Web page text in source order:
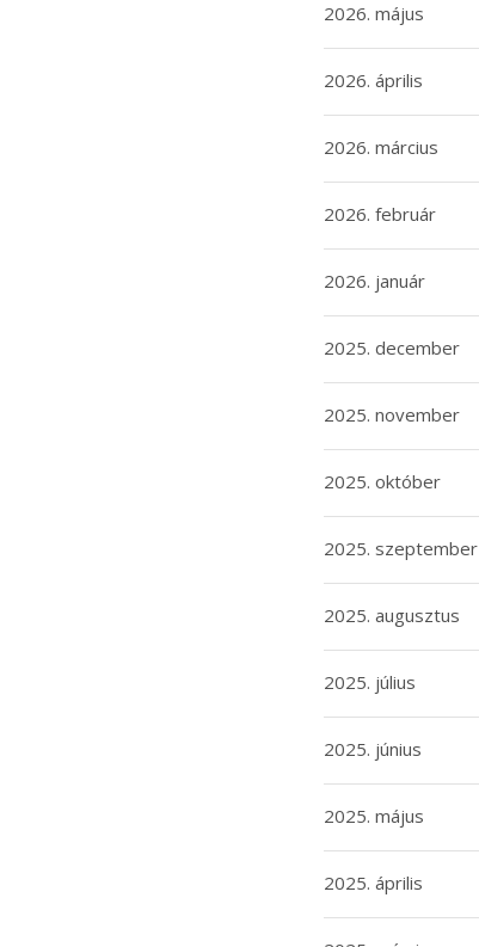
2026. május
2026. április
2026. március
2026. február
2026. január
2025. december
2025. november
2025. október
2025. szeptember
2025. augusztus
2025. július
2025. június
2025. május
2025. április